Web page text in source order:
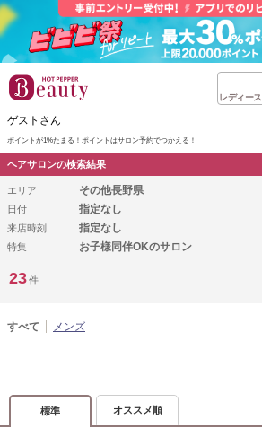
レディース
ゲストさん
ポイントが1%たまる！ ポイントはサロン予約でつかえる！
ヘアサロンの検索結果
エリア その他長野県
日付 指定なし
来店時刻 指定なし
特集 お子様同伴OKのサロン
23件
すべて メンズ
標準 オススメ順